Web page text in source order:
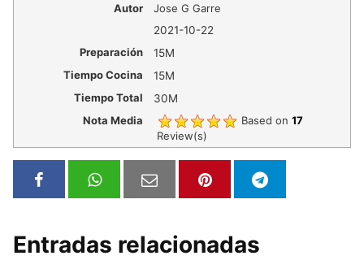
Autor
Jose G Garre
2021-10-22
Preparación
15M
Tiempo Cocina
15M
Tiempo Total
30M
Nota Media
Based on17
Review(s)
Entradas relacionadas